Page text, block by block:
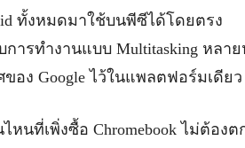
ทั้งหมดมาใช้บนพีซีได้โดยตรง
การทำงานแบบ Multitasking หลา
ของ Google ไว้ในแพลตฟอร์มเดียว
หนที่เพิ่งซื้อ Chromebook ไม่ต้อง